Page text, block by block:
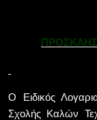
Ο Ειδικός
Σχολής Καλών